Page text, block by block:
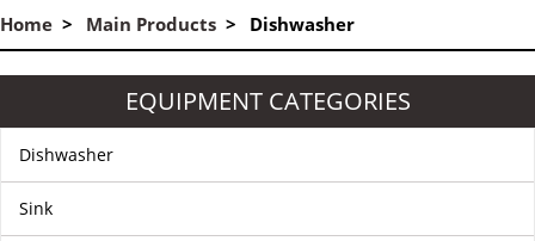
製品
Home Main Products Dishwasher
EQUIPMENT CATEGORIES
Dishwasher
Sink